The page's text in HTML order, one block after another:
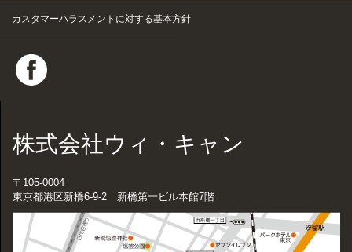
カスタマーハラスメントに対する基本方針
株式会社ウィ・キャン
〒105-0004
東京都港区新橋6-9-2 新橋第一ビル本館7階